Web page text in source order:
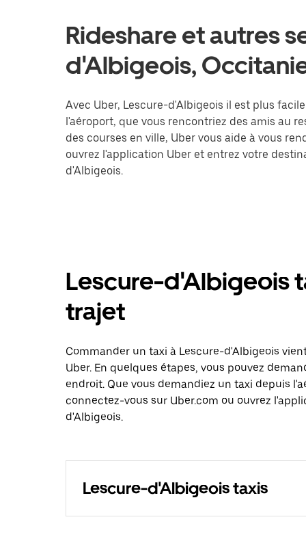
Rideshare et autres
d'Albigeois,
Avec Uber, Lescure-d'Albigeois il est plus
l'aéroport, que vous rencontriez des amis au
des courses en ville, Uber vous aide à vous
ouvrez l'application Uber et entrez votre
d'Albigeois.
Lescure-d'Albigeois
trajet
Commander un taxi à Lescure-d'Albigeois
Uber. En quelques étapes, vous pouvez
endroit. Que vous demandiez un taxi depuis
connectez-vous sur Uber.com ou ouvrez
d'Albigeois.
Lescure-d'Albigeois taxis